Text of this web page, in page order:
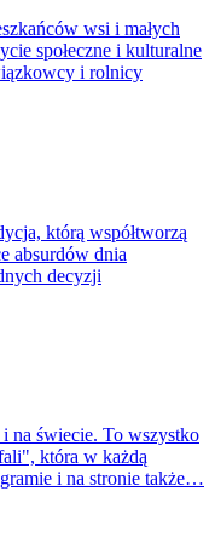
wsi i małych
społeczne i kulturalne
i rolnicy
którą współtworzą
absurdów dnia
decyzji
na świecie. To wszystko
która w każdą
i na stronie także…